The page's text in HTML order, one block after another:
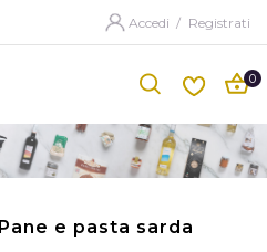
Accedi / Registrati
Pane e pasta sarda